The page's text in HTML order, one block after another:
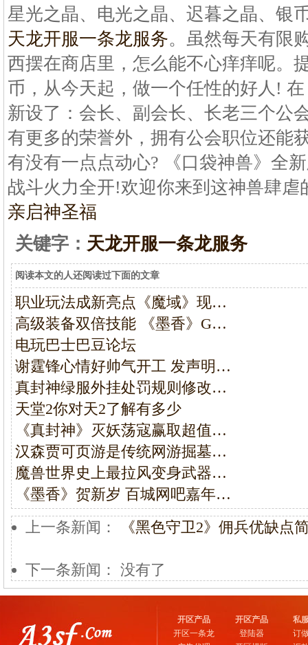
星光之晶、电光之晶、迟暮之晶、银
天龙开服一条龙服务。虽然每天有限
西摆在商店里，怎么能不心痒痒呢。
币，从今天起，做一个任性的好人!
新设了：会长、副会长、长老三个公
有更多的荣誉外，拥有公会职位还能
有没有一点点动心? 《口袋神兽》全
战斗火力全开!欢迎你来到这神兽肆虐
亲启神圣福
关键字： 天龙开服一条龙服务
阅读本文的人还阅读过下面的文章
职业玩法成新亮点《魔域》现…
高级装备双倍技能 《墨香》G…
电玩巴士巴豆论坛
谢霆锋心情好帅气开工 发声明…
真封神绿服外挂处罚规则修改…
天堂2你对天2了解有多少
《真封神》灭妖荡寇赢取超值…
汉森贾可页游是传统网游掘墓…
魔兽世界史上最拉风变身武器…
《墨香》贺新岁 百城网吧嘉年…
上一条新闻：
《黑色守卫2》佣兵优缺点
下一条新闻： 没有了
开区产品
开区一条龙
开区产品
登陆器
私
订